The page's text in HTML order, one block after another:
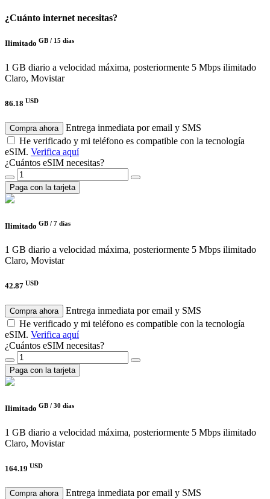
¿Cuánto internet necesitas?
Ilimitado GB / 15 días
1 GB diario a velocidad máxima, posteriormente 5 Mbps ilimitado
Claro, Movistar
86.18 USD
Compra ahora
Entrega inmediata por email y SMS
He verificado y mi teléfono es compatible con la tecnología
eSIM. Verifica aquí
¿Cuántos eSIM necesitas?
Paga con la tarjeta
Ilimitado GB / 7 días
1 GB diario a velocidad máxima, posteriormente 5 Mbps ilimitado
Claro, Movistar
42.87 USD
Compra ahora
Entrega inmediata por email y SMS
He verificado y mi teléfono es compatible con la tecnología
eSIM. Verifica aquí
¿Cuántos eSIM necesitas?
Paga con la tarjeta
Ilimitado GB / 30 días
1 GB diario a velocidad máxima, posteriormente 5 Mbps ilimitado
Claro, Movistar
164.19 USD
Compra ahora
Entrega inmediata por email y SMS